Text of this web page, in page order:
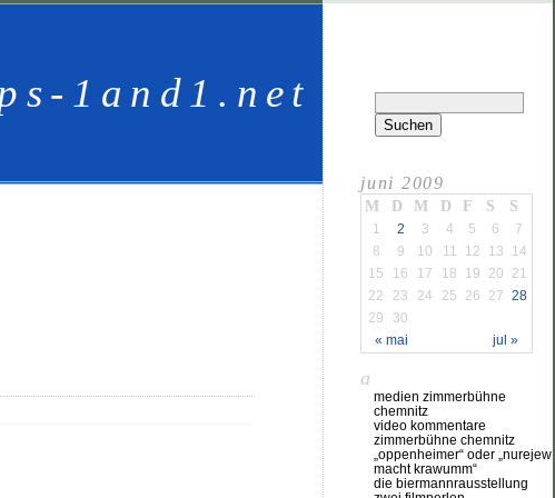
1and1.net
juni 2009
M D M D F S S
« mai jul »
1 2 3 4 5 6
7
8
9 10 11 12 13
14
15
16 17 18 19 20
21
22
23 24 25 26 27 28
29
30
a
medien zimmerbühne
chemnitz
video kommentare
zimmerbühne chemnitz
„oppenheimer“ oder „nurejew
macht krawumm“
die biermannrausstellung